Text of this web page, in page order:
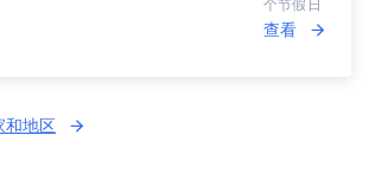
个节假日
查看
和地区